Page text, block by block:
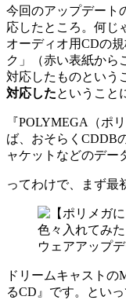
今回のアップデート
応したところ。何じ
オーディオ用CDの
ク」（赤い表紙から
対応したものという
対応したということ
『POLYMEGA（ポ
ば、おそらくCDDB
ャケットなどのデー
ってわけで、まず最
ドリームキャスト
るCD』です。とい